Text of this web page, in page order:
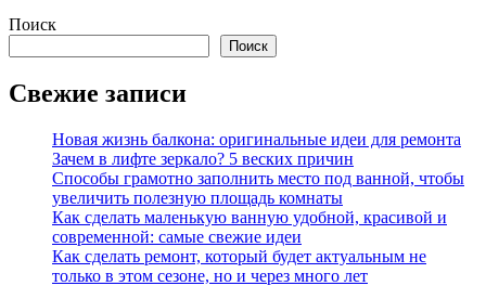
Поиск
Поиск
Свежие записи
Новая жизнь балкона: оригинальные идеи для ремонта
Зачем в лифте зеркало? 5 веских причин
Способы грамотно заполнить место под ванной, чтобы
увеличить полезную площадь комнаты
Как сделать маленькую ванную удобной, красивой и
современной: самые свежие идеи
Как сделать ремонт, который будет актуальным не
только в этом сезоне, но и через много лет